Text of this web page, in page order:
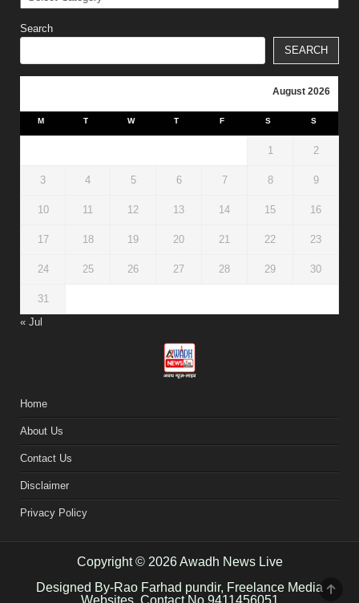
Search
SEARCH
August 2026
M T W T F S S
1 2
3 4 5 6 7 8 9
10 11 12 13 14 15 16
17 18 19 20 21 22 23
24 25 26 27 28 29 30
31
« Jul
Home
About Us
Contact Us
Disclaimer
Privacy Policy
Copyright © 2026 Awadh News Live
Designed By-Rao Farhad pundir, Freelance Media
Websites, Contact No.9411456051